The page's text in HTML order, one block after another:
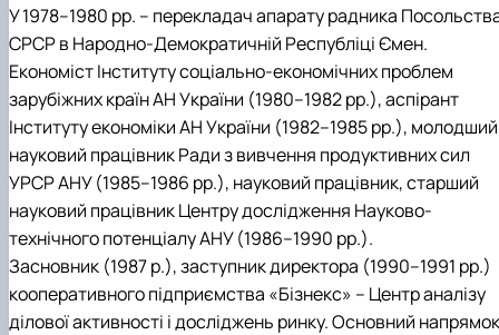
У 1978–1980 pp. – перекладач апарату радника
CPCP в Народно-Демократичній Республіці Ємен.
Економіст Інституту соціально-економічних проблем
зарубіжних країн АН України (1980–1982 pp.), аспірант
Інституту економіки АН України (1982–1985 pp.), молодший
науковий працівник Ради з вивчення продуктивних сил
УPCP АНУ (1985–1986 pp.), науковий працівник, старший
науковий працівник Центру дослідження Науково-
технічного потенціалу АНУ (1986–1990 pp.).
Засновник (1987 р.), заступник директора (1990–1991 рр.)
кооперативного підприємства «Бізнекс» – Центр аналізу
ділової активності і досліджень ринку. Основний напрямок